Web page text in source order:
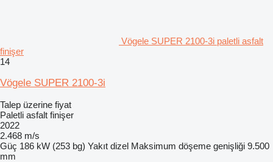
Vögele SUPER 2100-3i paletli asfalt
finişer
14
Vögele SUPER 2100-3i
Talep üzerine fiyat
Paletli asfalt finişer
2022
2.468 m/s
Güç 186 kW (253 bg) Yakıt dizel Maksimum döşeme genişliği 9.500
mm